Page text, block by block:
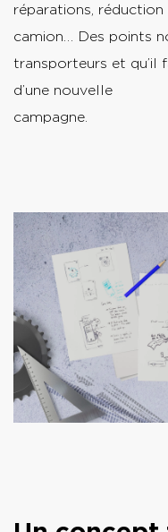
réparations,
camion… Des points
transporteurs et qu’il
d’une nouvelle